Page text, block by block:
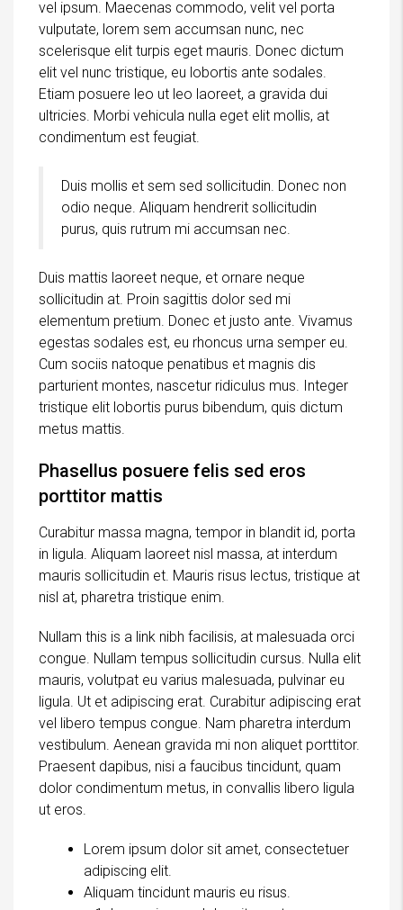
vel ipsum. Maecenas commodo, velit vel porta
vulputate, lorem sem accumsan nunc, nec
scelerisque elit turpis eget mauris. Donec dictum
elit vel nunc tristique, eu lobortis ante sodales.
Etiam posuere leo ut leo laoreet, a gravida dui
ultricies. Morbi vehicula nulla eget elit mollis, at
condimentum est feugiat.
Duis mollis et sem sed sollicitudin. Donec non
odio neque. Aliquam hendrerit sollicitudin
purus, quis rutrum mi accumsan nec.
Duis mattis laoreet neque, et ornare neque
sollicitudin at. Proin sagittis dolor sed mi
elementum pretium. Donec et justo ante. Vivamus
egestas sodales est, eu rhoncus urna semper eu.
Cum sociis natoque penatibus et magnis dis
parturient montes, nascetur ridiculus mus. Integer
tristique elit lobortis purus bibendum, quis dictum
metus mattis.
Phasellus posuere felis sed eros
porttitor mattis
Curabitur massa magna, tempor in blandit id, porta
in ligula. Aliquam laoreet nisl massa, at interdum
mauris sollicitudin et. Mauris risus lectus, tristique at
nisl at, pharetra tristique enim.
Nullam this is a link nibh facilisis, at malesuada orci
congue. Nullam tempus sollicitudin cursus. Nulla elit
mauris, volutpat eu varius malesuada, pulvinar eu
ligula. Ut et adipiscing erat. Curabitur adipiscing erat
vel libero tempus congue. Nam pharetra interdum
vestibulum. Aenean gravida mi non aliquet porttitor.
Praesent dapibus, nisi a faucibus tincidunt, quam
dolor condimentum metus, in convallis libero ligula
ut eros.
Lorem ipsum dolor sit amet, consectetuer
adipiscing elit.
Aliquam tincidunt mauris eu risus.